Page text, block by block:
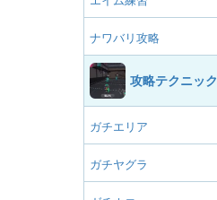
ナワバリ攻略
攻略テクニック
ガチエリア
ガチヤグラ